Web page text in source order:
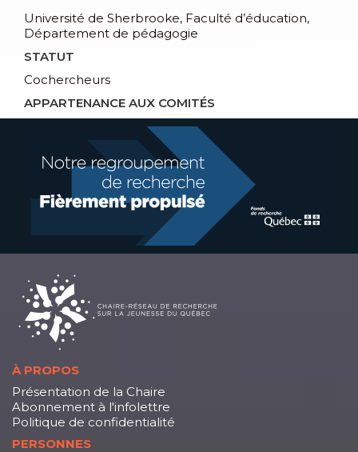
Université de Sherbrooke, Faculté d’éducation,
Département de pédagogie
STATUT
Cochercheurs
APPARTENANCE AUX COMITÉS
À PROPOS
Présentation de la Chaire
Abonnement à l'infolettre
Politique de confidentialité
PERSONNES